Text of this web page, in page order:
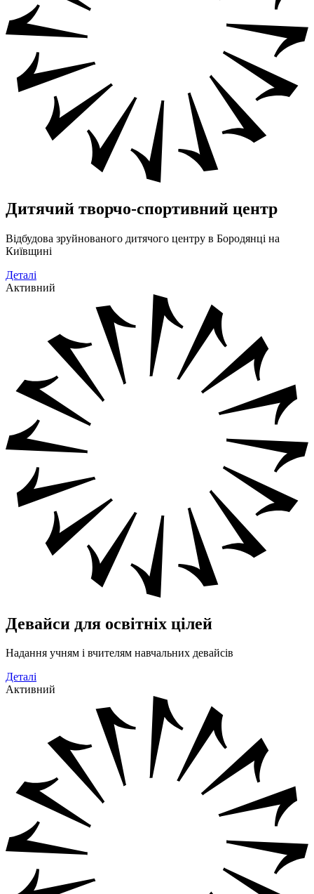
Дитячий творчо-спортивний центр
Відбудова зруйнованого дитячого центру в Бородянці на
Київщині
Деталі
Активний
Девайси для освітніх цілей
Надання учням і вчителям навчальних девайсів
Деталі
Активний